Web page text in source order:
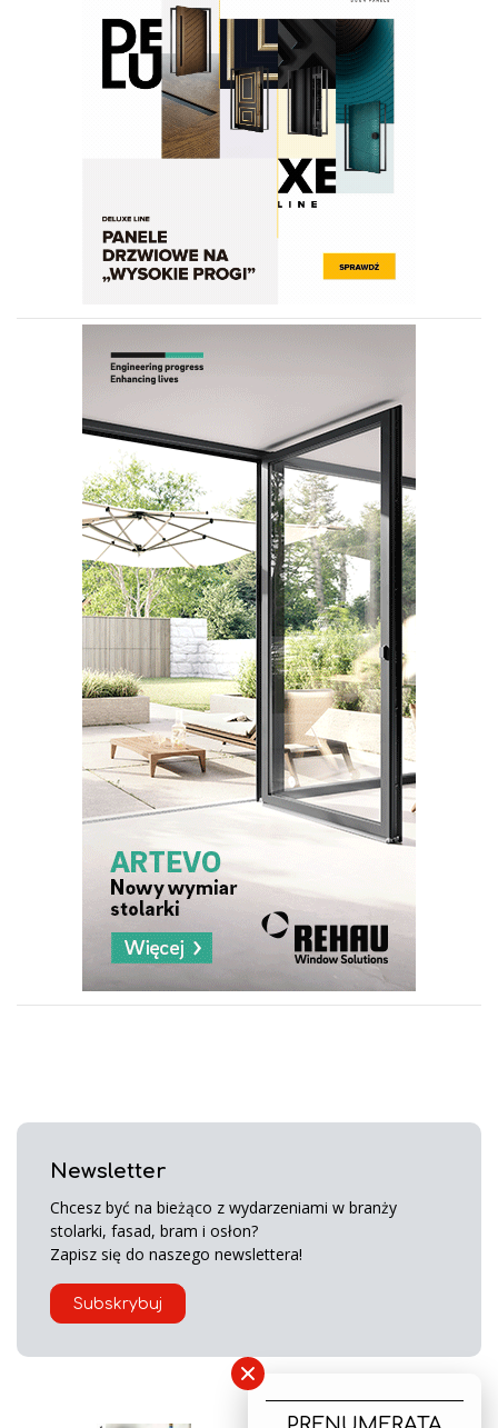
Newsletter
Chcesz być na bieżąco z wydarzeniami w branży
stolarki, fasad, bram i osłon?
Zapisz się do naszego newslettera!
Subskrybuj
×